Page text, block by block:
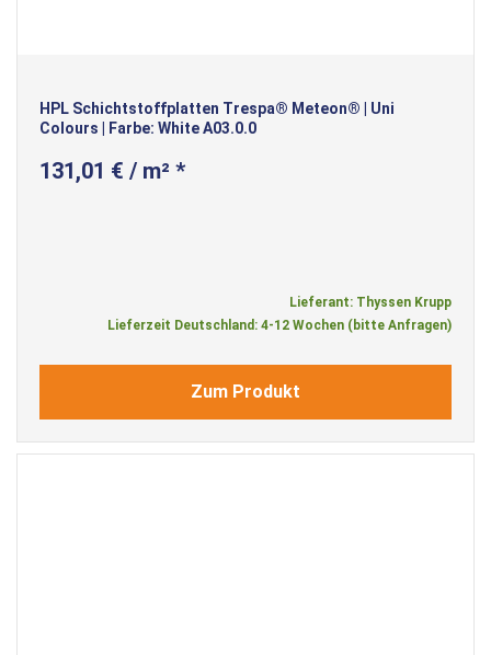
HPL Schichtstoffplatten Trespa® Meteon® | Uni
Colours | Farbe: White A03.0.0
131,01 € / m² *
Lieferant: Thyssen Krupp
Lieferzeit Deutschland: 4-12 Wochen (bitte Anfragen)
Zum Produkt